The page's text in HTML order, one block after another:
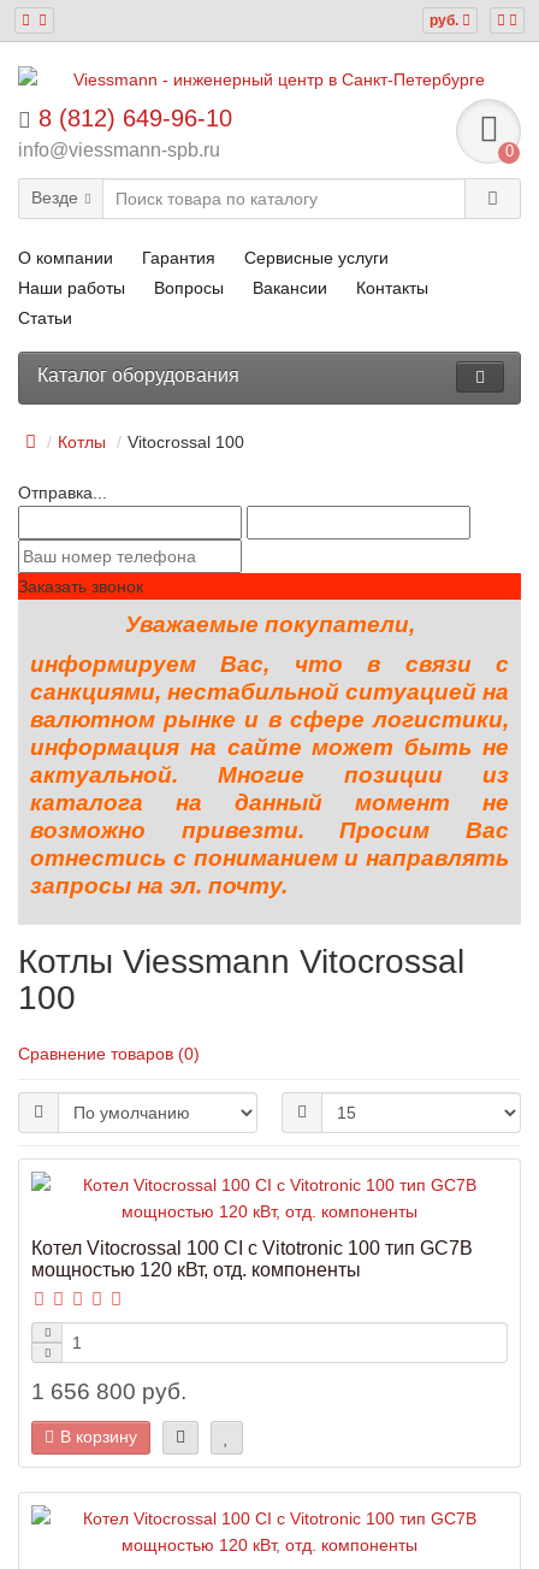
руб.
8 (812) 649-96-10
info@viessmann-spb.ru 0
Везде
О компании Гарантия
Сервисные услуги
Наши работы
Вопросы Вакансии
Контакты
Статьи
Каталог оборудования
Котлы Vitocrossal 100
Отправка...
Заказать звонок
Уважаемые покупатели,
информируем Вас, что в связи с
санкциями, нестабильной ситуацией на
валютном рынке и в сфере логистики,
информация на сайте может быть не
актуальной. Многие позиции из
каталога на данный момент не
возможно привезти. Просим Вас
отнестись с пониманием и направлять
запросы на эл. почту.
Котлы Viessmann Vitocrossal
100
Сравнение товаров (0)
Котел Vitocrossal 100 CI с Vitotronic 100 тип GC7B
мощностью 120 кВт, отд. компоненты
1 656 800 руб.
В корзину